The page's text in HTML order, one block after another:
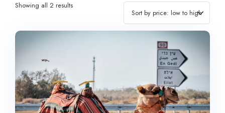
Showing all 2 results